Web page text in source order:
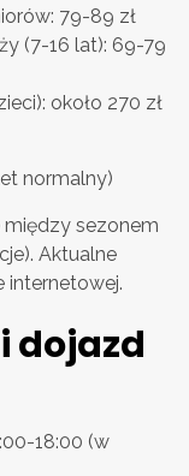
79-89 zł
(7-16 lat): 69-79
około 270 zł
normalny)
między sezonem
Aktualne
internetowej.
dojazd
18:00 (w